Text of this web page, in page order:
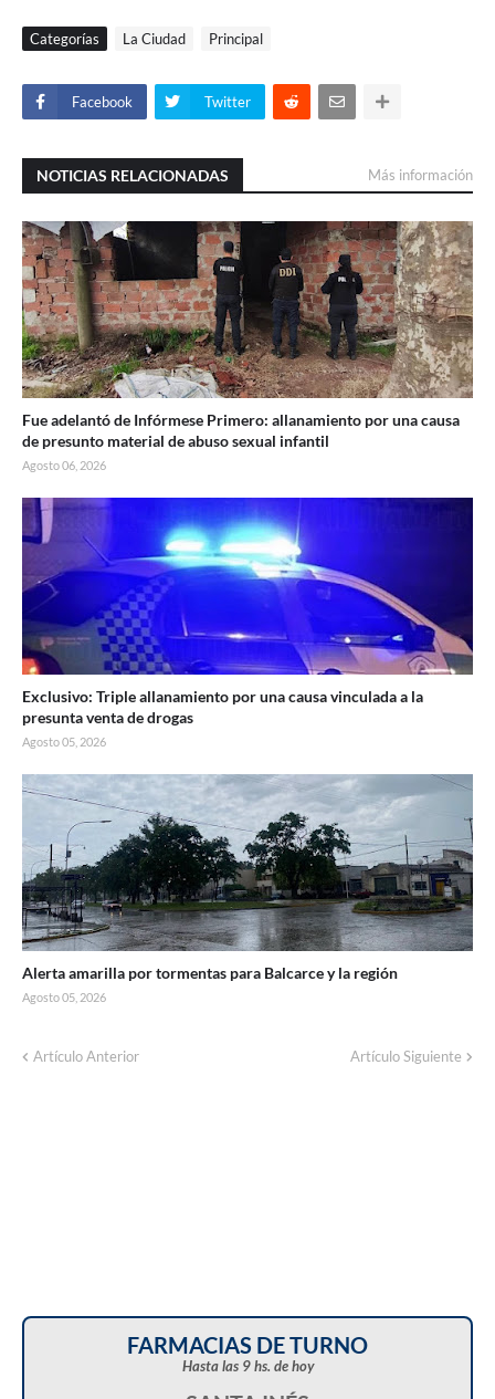
Categorías La Ciudad Principal
Facebook Twitter
NOTICIAS RELACIONADAS Más información
Fue adelantó de Infórmese Primero: allanamiento por una causa
de presunto material de abuso sexual infantil
Agosto 06, 2026
Exclusivo: Triple allanamiento por una causa vinculada a la
presunta venta de drogas
Agosto 05, 2026
Alerta amarilla por tormentas para Balcarce y la región
Agosto 05, 2026
Artículo Anterior Artículo Siguiente
FARMACIAS DE TURNO
Hasta las 9 hs. de hoy